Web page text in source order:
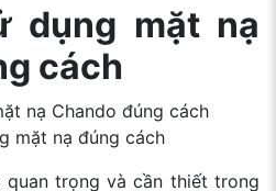
dụng mặt nạ
cách
mặt nạ đúng cách
trọng và cần thiết trong